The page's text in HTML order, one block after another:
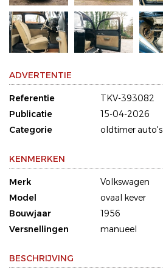
ADVERTENTIE
Referentie
TKV-393082
Publicatie
15-04-2026
Categorie
oldtimer auto's
KENMERKEN
Merk
Volkswagen
Model
ovaal kever
Bouwjaar
1956
Versnellingen
manueel
BESCHRIJVING